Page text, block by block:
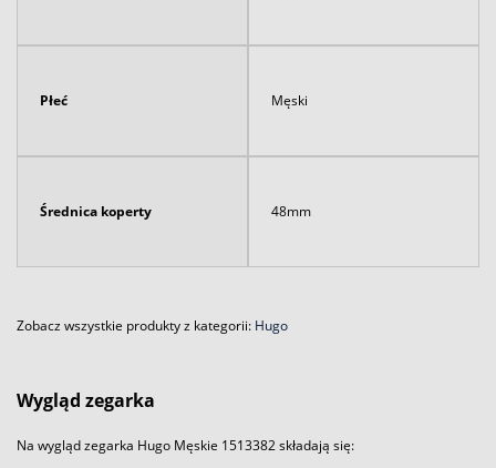
Płeć Męski
Średnica koperty 48mm
Zobacz wszystkie produkty z kategorii: Hugo
Wygląd zegarka
Na wygląd zegarka Hugo Męskie 1513382 składają się: